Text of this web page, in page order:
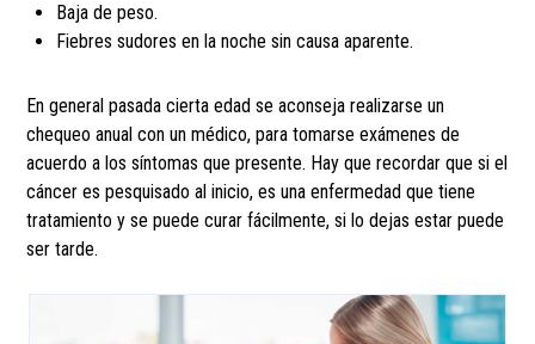
Baja de peso.
Fiebres sudores en la noche sin causa aparente.
En general pasada cierta edad se aconseja realizarse un
chequeo anual con un médico, para tomarse exámenes de
acuerdo a los síntomas que presente. Hay que recordar que si el
cáncer es pesquisado al inicio, es una enfermedad que tiene
tratamiento y se puede curar fácilmente, si lo dejas estar puede
ser tarde.